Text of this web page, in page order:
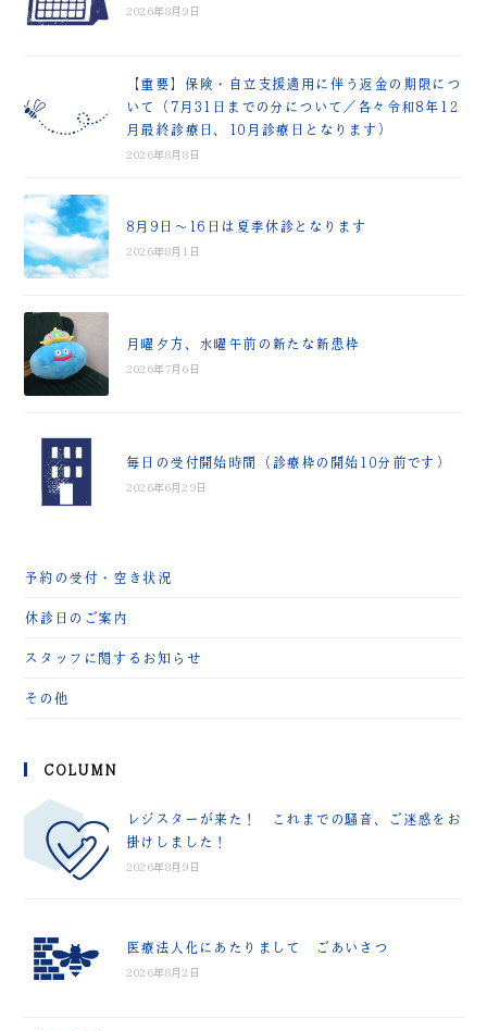
2026年8月9日
【重要】保険・自立支援適用に伴う返金の期限につ
いて（7月31日までの分について／各々令和8年12
月最終診療日、10月診療日となります）
2026年8月8日
8月9日～16日は夏季休診となります
2026年8月1日
月曜夕方、水曜午前の新たな新患枠
2026年7月6日
毎日の受付開始時間（診療枠の開始10分前です）
2026年6月29日
予約の受付・空き状況
休診日のご案内
スタッフに関するお知らせ
その他
COLUMN
レジスターが来た！ これまでの騒音、ご迷惑をお
掛けしました！
2026年8月9日
医療法人化にあたりまして ごあいさつ
2026年8月2日